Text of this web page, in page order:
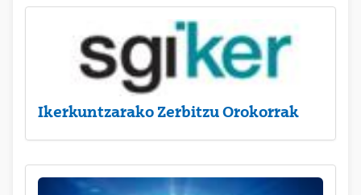
Ikerkuntzarako Zerbitzu Orokorrak